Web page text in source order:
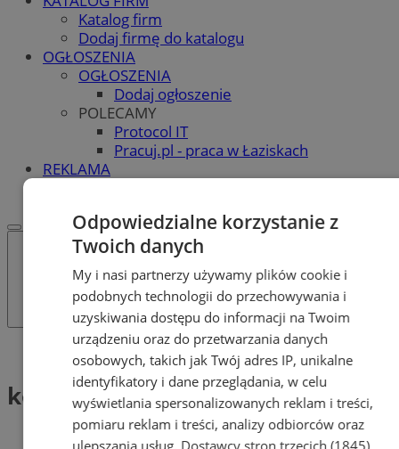
Katalog firm
Dodaj firmę do katalogu
OGŁOSZENIA
OGŁOSZENIA
Dodaj ogłoszenie
POLECAMY
Protocol IT
Pracuj.pl - praca w Łaziskach
REKLAMA
Tag: kolczyki ze srebra
kolczyki ze srebra (1)
Odpowiedzialne korzystanie z
Twoich danych
My i nasi partnerzy używamy plików cookie i
podobnych technologii do przechowywania i
uzyskiwania dostępu do informacji na Twoim
urządzeniu oraz do przetwarzania danych
osobowych, takich jak Twój adres IP, unikalne
identyfikatory i dane przeglądania, w celu
wyświetlania spersonalizowanych reklam i treści,
pomiaru reklam i treści, analizy odbiorców oraz
ulepszania usług. Dostawcy stron trzecich (1845)